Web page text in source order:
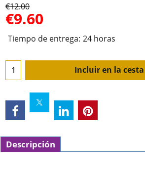
€12.00
€9.60
Tiempo de entrega: 24 horas
Incluir en la cesta
Descripción